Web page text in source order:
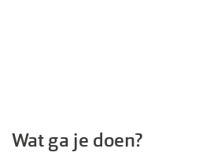
Wat ga je doen?